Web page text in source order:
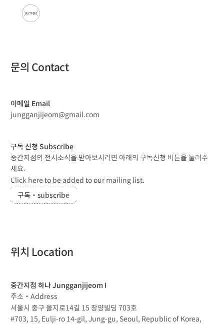
문의 Contact
이메일 Email
jungganjijeom@gmail.com
구독 신청 Subscribe
중간지점의 전시소식을 받아보시려면 아래의 구독신청 버튼을 눌러주
세요.
Click here to be added to our mailing list.
구독・subscribe
위치 Location
중간지점 하나 Jungganjijeom I
주소・Address
서울시 중구 을지로14길 15 장양빌딩 703호
#703, 15, Eulji-ro 14-gil, Jung-gu, Seoul, Republic of Korea,